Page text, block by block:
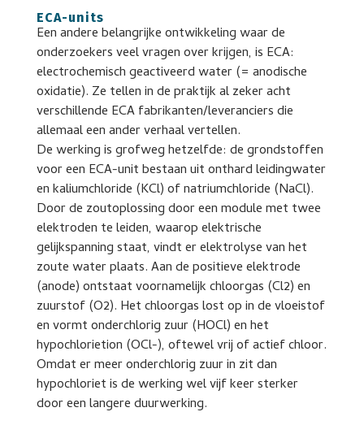
ECA-units
Een andere belangrijke ontwikkeling waar de
onderzoekers veel vragen over krijgen, is ECA:
electrochemisch geactiveerd water (= anodische
oxidatie). Ze tellen in de praktijk al zeker acht
verschillende ECA fabrikanten/leveranciers die
allemaal een ander verhaal vertellen.
De werking is grofweg hetzelfde: de grondstoffen
voor een ECA-unit bestaan uit onthard leidingwater
en kaliumchloride (KCl) of natriumchloride (NaCl).
Door de zoutoplossing door een module met twee
elektroden te leiden, waarop elektrische
gelijkspanning staat, vindt er elektrolyse van het
zoute water plaats. Aan de positieve elektrode
(anode) ontstaat voornamelijk chloorgas (Cl2) en
zuurstof (O2). Het chloorgas lost op in de vloeistof
en vormt onderchlorig zuur (HOCl) en het
hypochlorietion (OCl-), oftewel vrij of actief chloor.
Omdat er meer onderchlorig zuur in zit dan
hypochloriet is de werking wel vijf keer sterker
door een langere duurwerking.